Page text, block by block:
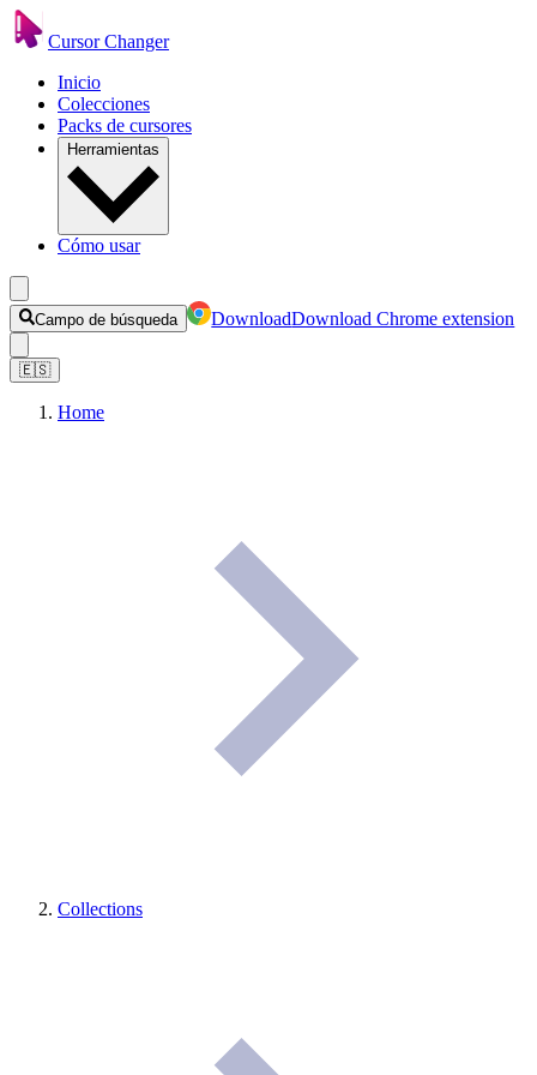
Cursor Changer
Inicio
Colecciones
Packs de cursores
Herramientas
Cómo usar
Campo de búsqueda DownloadDownload Chrome extension
🇪🇸
Home
Collections